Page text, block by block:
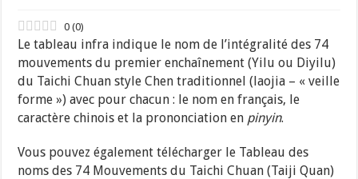
0 (0)
Le tableau infra indique le nom de l’intégralité des 74
mouvements du premier enchaînement (Yilu ou Diyilu)
du Taichi Chuan style Chen traditionnel (laojia – « veille
forme ») avec pour chacun : le nom en français, le
caractère chinois et la prononciation en pinyin.
Vous pouvez également télécharger le Tableau des
noms des 74 Mouvements du Taichi Chuan (Taiji Quan)